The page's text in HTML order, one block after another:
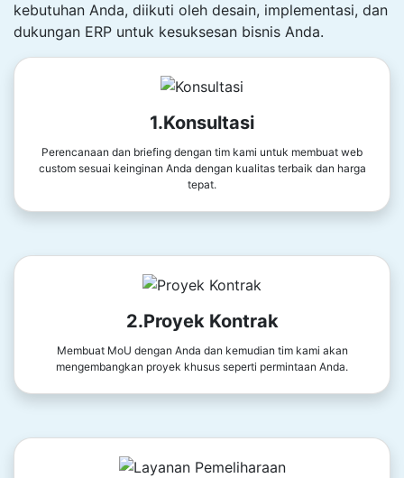
kebutuhan Anda, diikuti oleh desain, implementasi, dan
dukungan ERP untuk kesuksesan bisnis Anda.
1.Konsultasi
Perencanaan dan briefing dengan tim kami untuk membuat web
custom sesuai keinginan Anda dengan kualitas terbaik dan harga
tepat.
2.Proyek Kontrak
Membuat MoU dengan Anda dan kemudian tim kami akan
mengembangkan proyek khusus seperti permintaan Anda.